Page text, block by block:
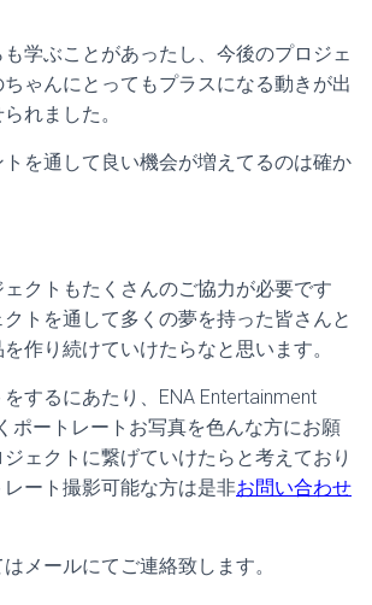
学ぶことがあったし、今後のプロジェ
ゃんにとってもプラスになる動きが出
れました。
を通して良い機会が増えてるのは確か
クトもたくさんのご協力が必要です
トを通して多くの夢を持った皆さんと
作り続けていけたらなと思います。
するにあたり、ENA Entertainment
ポートレートお写真を色んな方にお願
ェクトに繋げていけたらと考えており
ート撮影可能な方は是非お問い合わせ
メールにてご連絡致します。